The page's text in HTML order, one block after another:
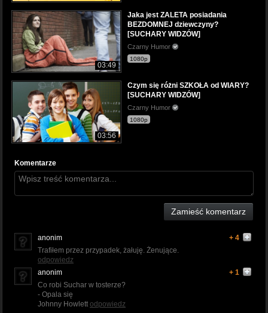
03:49
Jaka jest ZALETA posiadania
BEZDOMNEJ dziewczyny?
[SUCHARY WIDZÓW]
Czarny Humor
1080p
03:56
Czym się różni SZKOŁA od WIARY?
[SUCHARY WIDZÓW]
Czarny Humor
1080p
Komentarze
Zamieść komentarz
anonim
+ 4
Trafiłem przez przypadek, żałuję. Żenujące.
odpowiedz
anonim
+ 1
Co robi Suchar w tosterze?
- Opala się
Johnny Howlett odpowiedz